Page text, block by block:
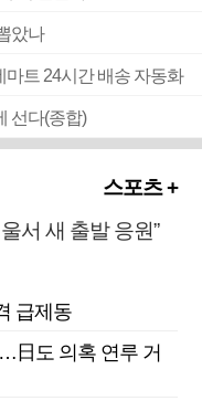
았나
트 24시간 배송 자동화
선다(종합)
스포츠 +
서 새 출발 응원”
급제동
日도 의혹 연루 거